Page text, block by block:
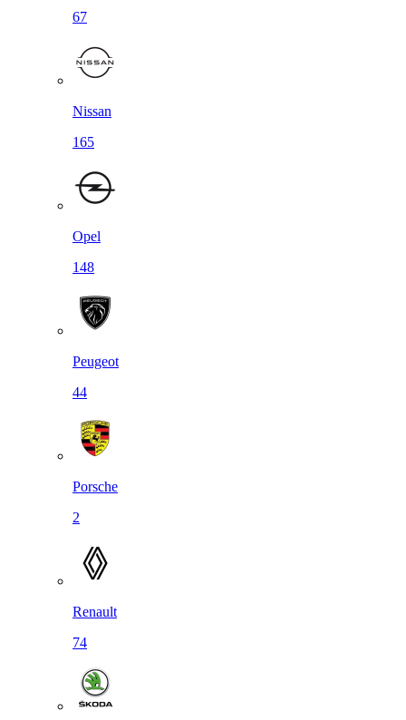
67
Nissan
165
Opel
148
Peugeot
44
Porsche
2
Renault
74